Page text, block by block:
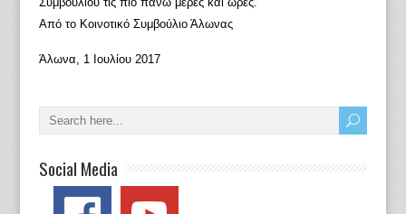
Από το Κοινοτικό Συμβούλιο Άλωνας
Άλωνα, 1 Ιουλίου 2017
Social Media